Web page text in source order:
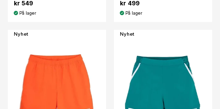
kr 549
På lager
kr 499
På lager
Nyhet Nyhet